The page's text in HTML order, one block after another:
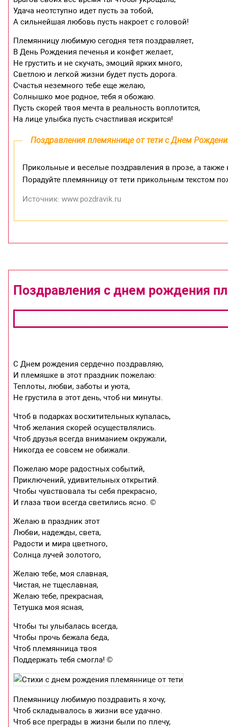
Удача неотступно идет пусть за тобой,
А сильнейшая любовь пусть накроет с головой!
Племянницу любимую сегодня тетя поздравляет,
В День Рождения печенья и конфет желает,
Не грустить и не скучать, эмоций ярких много,
Светлою и легкой жизни будет пусть дорога.
Счастья неземного тебе еще желаю,
Солнышко мое родное, тебя я обожаю.
Пусть скорей твоя мечта в реальность воплотится,
На лице улыбка пусть счастливая искрится!
Поздравления племяннице от тети с Днем
Прикольные и веселые поздравления в прозе, а
Порадуйте племянницу от тети прикольным текстом
Источник: www.pozdravik.ru
Поздравления с днем рождения
С Днем рождения сердечно поздравляю,
И племяшке в этот праздник пожелаю:
Теплоты, любви, заботы и уюта,
Не грустила в этот день, чтоб ни минуты.
Чтоб в подарках восхитительных купалась,
Чтоб желания скорей осуществлялись.
Чтоб друзья всегда вниманием окружали,
Никогда ее совсем не обижали.
Пожелаю море радостных событий,
Приключений, удивительных открытий.
Чтобы чувствовала ты себя прекрасно,
И глаза твои всегда светились ясно. ©
Желаю в праздник этот
Любви, надежды, света,
Радости и мира цветного,
Солнца лучей золотого,
Желаю тебе, моя славная,
Чистая, не тщеславная,
Желаю тебе, прекрасная,
Тетушка моя ясная,
Чтобы ты улыбалась всегда,
Чтобы прочь бежала беда,
Чтоб племянница твоя
Поддержать тебя смогла! ©
Племянницу любимую поздравить я хочу,
Чтоб складывалось в жизни все удачно.
Чтоб все преграды в жизни были по плечу,